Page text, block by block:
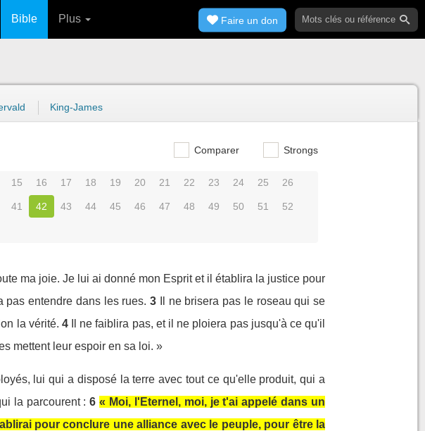
Bible Plus Faire un don
King-James
Comparer Strongs
15 16 17 18 19 20 21 22 23 24 25 26
41 42 43 44 45 46 47 48 49 50 51 52
ma joie. Je lui ai donné mon Esprit et il établira la justice pour
entendre dans les rues. 3
Il ne brisera pas le roseau qui se
la vérité. 4
Il ne faiblira pas, et il ne ploiera pas jusqu'à ce qu'il
mettent leur espoir en sa loi. »
lui qui a disposé la terre avec tout ce qu'elle produit, qui a
la parcourent : 6 « Moi, l'Eternel, moi, je t'ai appelé dans un
pour conclure une alliance avec le peuple, pour être la